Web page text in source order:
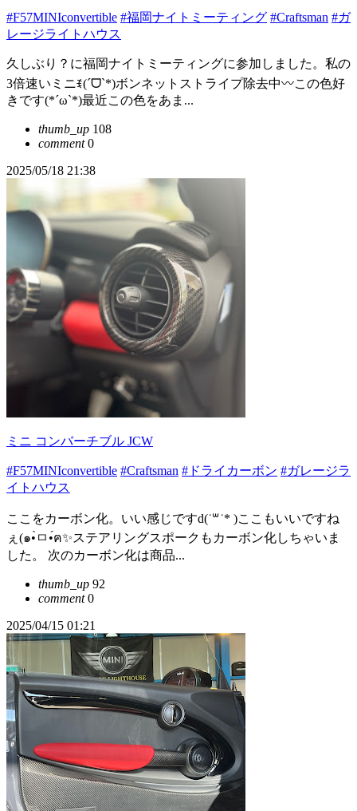
#F57MINIconvertible #福岡ナイトミーティング #Craftsman #ガ
レージライトハウス
久しぶり？に福岡ナイトミーティングに参加しました。私の
3倍速いミニꉂ(ˊᗜˋ*)ボンネットストライプ除去中〰️この色好
きです(*´ω`*)最近この色をあま...
thumb_up 108
comment0
2025/05/18 21:38
ミニ コンバーチブル JCW
#F57MINIconvertible #Craftsman #ドライカーボン #ガレージラ
イトハウス
ここをカーボン化。いい感じですd(˙꒳​˙* )ここもいいですね
ぇ(๑•̀ㅁ•́ฅ✨ステアリングスポークもカーボン化しちゃいま
した。 次のカーボン化は商品...
thumb_up 92
comment0
2025/04/15 01:21